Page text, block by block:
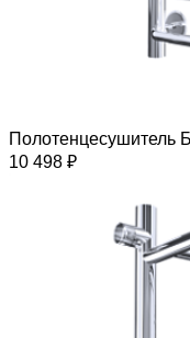
Полотенцесушитель
10 498 ₽